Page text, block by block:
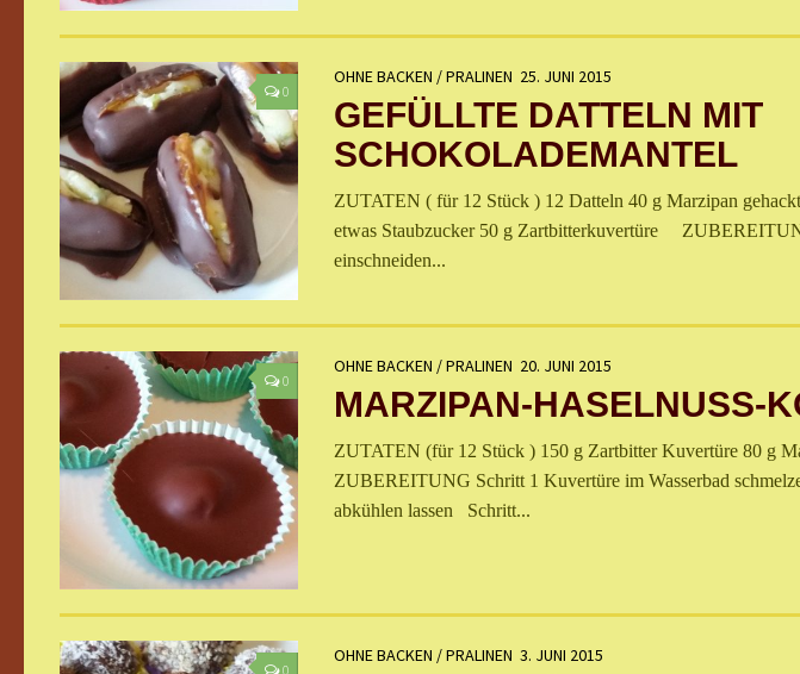
0
OHNE BACKEN /PRALINEN 25. JUNI 2015
GEFÜLLTE DATTELN MIT
SCHOKOLADEMANTEL
ZUTATEN ( für 12 Stück ) 12 Datteln 40 g Marzipan
etwas Staubzucker 50 g Zartbitterkuvertüre
einschneiden...
0
OHNE BACKEN /PRALINEN 20. JUNI 2015
MARZIPAN-HASELNUSS-
ZUTATEN (für 12 Stück ) 150 g Zartbitter Kuvertüre 80 g
ZUBEREITUNG Schritt 1 Kuvertüre im Wasserbad
abkühlen lassen Schritt...
0
OHNE BACKEN /PRALINEN 3. JUNI 2015